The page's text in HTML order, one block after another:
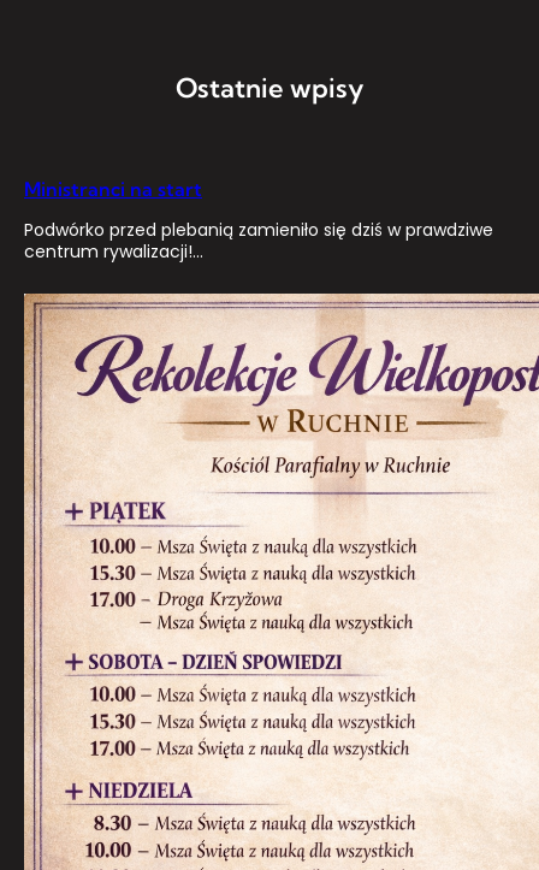
Ostatnie wpisy
Ministranci na start
Podwórko przed plebanią zamieniło się dziś w prawdziwe
centrum rywalizacji!…